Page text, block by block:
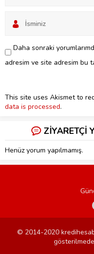
Daha sonraki
adresim ve site adresim bu
This site uses Akismet to
data is processed.
ZİYARETÇİ
Henüz yorum yapılmamış.
© 2014-2020